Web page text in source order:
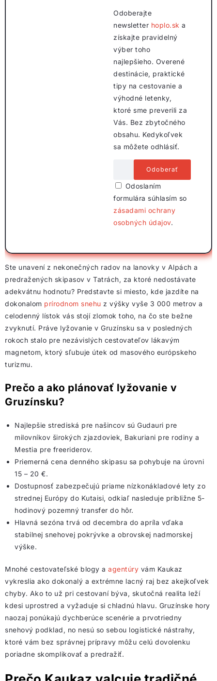
Odoberajte
newsletter hoplo.sk a
získajte pravidelný
výber toho
najlepšieho. Overené
destinácie, praktické
tipy na cestovanie a
výhodné letenky,
ktoré sme preverili za
Vás. Bez zbytočného
obsahu. Kedykoľvek
sa môžete odhlásiť.
Odoslaním
formulára súhlasím so
zásadami ochrany
osobných údajov.
Ste unavení z nekonečných radov na lanovky v Alpách a
predražených skipasov v Tatrách, za ktoré nedostávate
adekvátnu hodnotu? Predstavte si miesto, kde jazdíte na
dokonalom prírodnom snehu z výšky vyše 3 000 metrov a
celodenný lístok vás stojí zlomok toho, na čo ste bežne
zvyknutí. Práve lyžovanie v Gruzínsku sa v posledných
rokoch stalo pre nezávislých cestovateľov lákavým
magnetom, ktorý sľubuje útek od masového európskeho
turizmu.
Prečo a ako plánovať lyžovanie v
Gruzínsku?
Najlepšie strediská pre našincov sú Gudauri pre
milovníkov širokých zjazdoviek, Bakuriani pre rodiny a
Mestia pre freeriderov.
Priemerná cena denného skipasu sa pohybuje na úrovni
15 – 20 €.
Dostupnosť zabezpečujú priame nízkonákladové lety zo
strednej Európy do Kutaisi, odkiaľ nasleduje približne 5-
hodinový pozemný transfer do hôr.
Hlavná sezóna trvá od decembra do apríla vďaka
stabilnej snehovej pokrývke a obrovskej nadmorskej
výške.
Mnohé cestovateľské blogy a agentúry vám Kaukaz
vykreslia ako dokonalý a extrémne lacný raj bez akejkoľvek
chyby. Ako to už pri cestovaní býva, skutočná realita leží
kdesi uprostred a vyžaduje si chladnú hlavu. Gruzínske hory
naozaj ponúkajú dychberúce scenérie a prvotriedny
snehový podklad, no nesú so sebou logistické nástrahy,
ktoré vám bez správnej prípravy môžu celú dovolenku
poriadne skomplikovať a predražiť.